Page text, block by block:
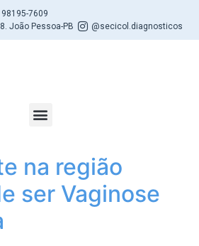
98195-7609
João Pessoa-PB
@secicol.diagnosticos
na região
ser Vaginose